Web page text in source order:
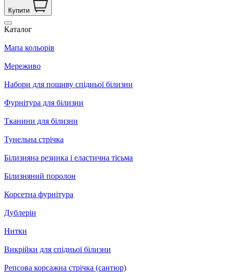
Купити
Каталог
Мапа кольорів
Мереживо
Набори для пошиву спідньої білизни
Фурнітура для білизни
Тканини для білизни
Тунельна стрічка
Білизняна резинка і еластична тісьма
Білизняний поролон
Корсетна фурнітура
Дублерін
Нитки
Викрійки для спідньої білизни
Репсова корсажна стрічка (сантюр)